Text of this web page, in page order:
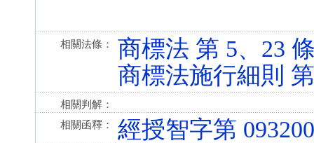
相關法條：
商標法 第 5、23
商標法施行細則
相關判解：
相關函釋：
經授智字第